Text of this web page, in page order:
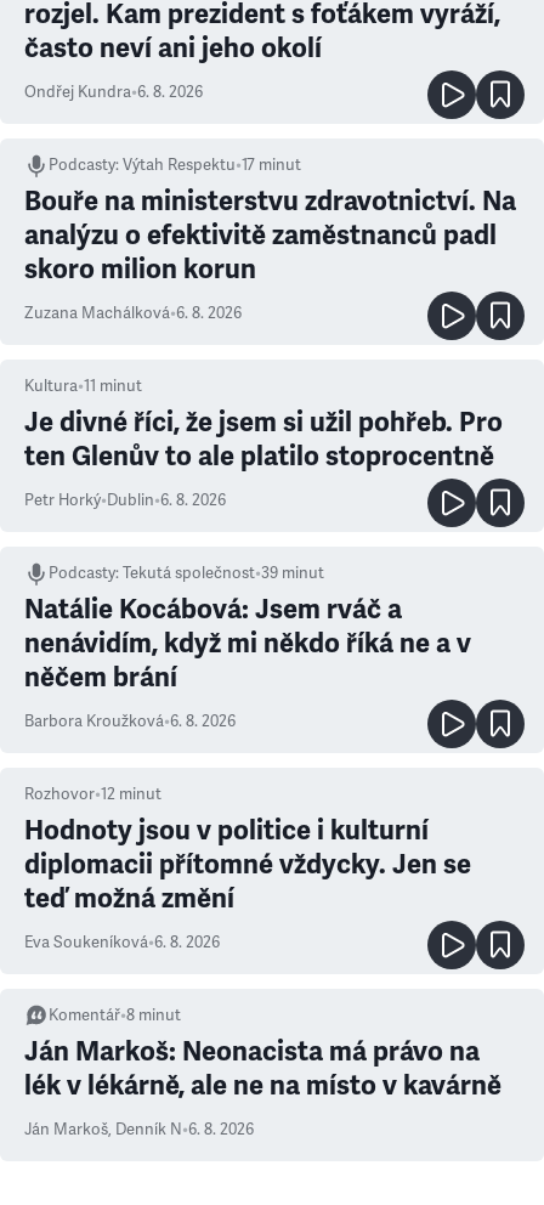
rozjel. Kam prezident s foťákem vyráží,
často neví ani jeho okolí
Ondřej Kundra•6. 8. 2026
Podcasty:Výtah Respektu•17 minut
Bouře na ministerstvu zdravotnictví. Na
analýzu o efektivitě zaměstnanců padl
skoro milion korun
Zuzana Machálková•6. 8. 2026
Kultura•11 minut
Je divné říci, že jsem si užil pohřeb. Pro
ten Glenův to ale platilo stoprocentně
Petr Horký•Dublin•6. 8. 2026
Podcasty:Tekutá společnost•39 minut
Natálie Kocábová: Jsem rváč a
nenávidím, když mi někdo říká ne a v
něčem brání
Barbora Kroužková•6. 8. 2026
Rozhovor•12 minut
Hodnoty jsou v politice i kulturní
diplomacii přítomné vždycky. Jen se
teď možná změní
Eva Soukeníková•6. 8. 2026
Komentář•8 minut
Ján Markoš: Neonacista má právo na
lék v lékárně, ale ne na místo v kavárně
Ján Markoš, Denník N•6. 8. 2026